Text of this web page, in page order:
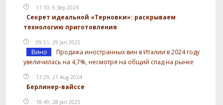
11:10, 6 Sep 2024
Секрет идеальной «Терновки»: раскрываем
технологию приготовления
09:51, 29 Jan 2025
Вино
Продажа иностранных вин в Италии в 2024 году
увеличилась на 4,7%, несмотря на общий спад на рынке
13:29, 21 Aug 2024
Берлинер-вайссе
18:49, 28 Jan 2025